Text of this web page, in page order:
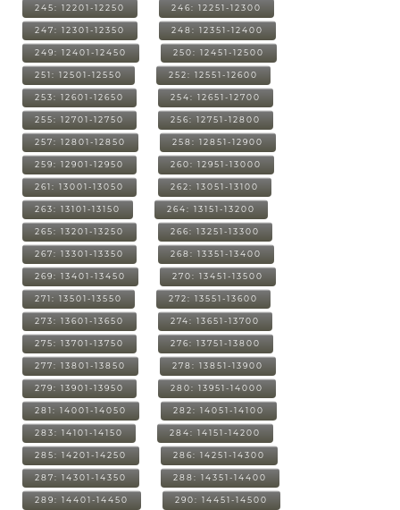
245: 12201-12250 246: 12251-12300
247: 12301-12350 248: 12351-12400
249: 12401-12450 250: 12451-12500
251: 12501-12550 252: 12551-12600
253: 12601-12650 254: 12651-12700
255: 12701-12750 256: 12751-12800
257: 12801-12850 258: 12851-12900
259: 12901-12950 260: 12951-13000
261: 13001-13050 262: 13051-13100
263: 13101-13150 264: 13151-13200
265: 13201-13250 266: 13251-13300
267: 13301-13350 268: 13351-13400
269: 13401-13450 270: 13451-13500
271: 13501-13550 272: 13551-13600
273: 13601-13650 274: 13651-13700
275: 13701-13750 276: 13751-13800
277: 13801-13850 278: 13851-13900
279: 13901-13950 280: 13951-14000
281: 14001-14050 282: 14051-14100
283: 14101-14150 284: 14151-14200
285: 14201-14250 286: 14251-14300
287: 14301-14350 288: 14351-14400
289: 14401-14450 290: 14451-14500